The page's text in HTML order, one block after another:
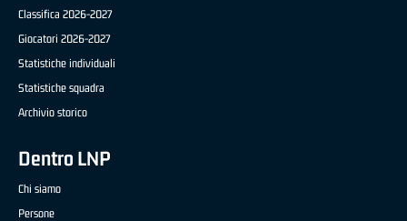
Classifica 2026-2027
Giocatori 2026-2027
Statistiche individuali
Statistiche squadra
Archivio storico
Dentro LNP
Chi siamo
Persone